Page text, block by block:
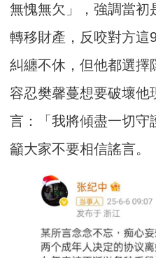
無愧無欠」，強調當初
轉移財產，反咬對方這
糾纏不休，但他都選擇
容忍樊馨蔓想要破壞他
言：「我將傾盡一切守
籲大家不要相信謠言。